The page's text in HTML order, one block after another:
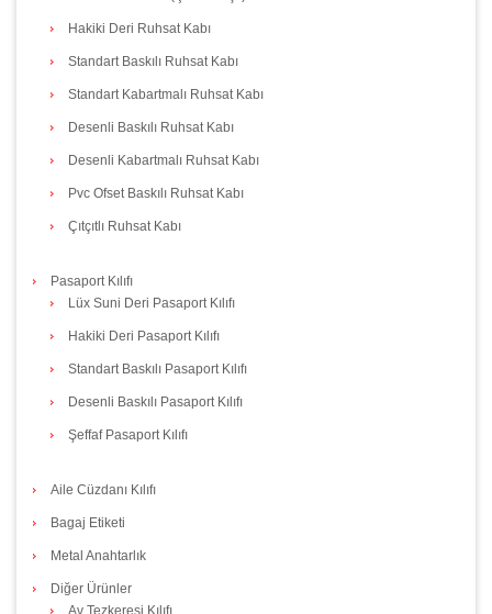
Hakiki Deri Ruhsat Kabı
Standart Baskılı Ruhsat Kabı
Standart Kabartmalı Ruhsat Kabı
Desenli Baskılı Ruhsat Kabı
Desenli Kabartmalı Ruhsat Kabı
Pvc Ofset Baskılı Ruhsat Kabı
Çıtçıtlı Ruhsat Kabı
Pasaport Kılıfı
Lüx Suni Deri Pasaport Kılıfı
Hakiki Deri Pasaport Kılıfı
Standart Baskılı Pasaport Kılıfı
Desenli Baskılı Pasaport Kılıfı
Şeffaf Pasaport Kılıfı
Aile Cüzdanı Kılıfı
Bagaj Etiketi
Metal Anahtarlık
Diğer Ürünler
Av Tezkeresi Kılıfı